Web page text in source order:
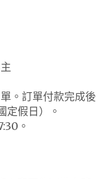
。訂單付款完成後
定假日）。
。